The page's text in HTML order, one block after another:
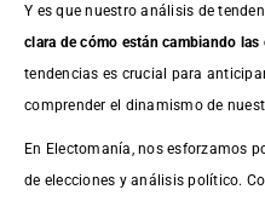
Y es que nuestro análisis de
clara de cómo están cambiando
tendencias es crucial para
comprender el dinamismo de
En Electomanía, nos esforzamos
de elecciones y análisis político.